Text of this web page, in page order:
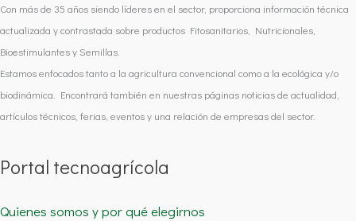
Con más de 35 años siendo líderes en el sector, proporciona información técnica
actualizada y contrastada sobre productos Fitosanitarios, Nutricionales,
Bioestimulantes y Semillas.
Estamos enfocados tanto a la agricultura convencional como a la ecológica y/o
biodinámica. Encontrará también en nuestras páginas noticias de actualidad,
artículos técnicos, ferias, eventos y una relación de empresas del sector.
Portal tecnoagrícola
Quienes somos y por qué elegirnos